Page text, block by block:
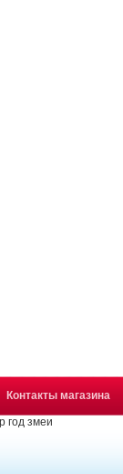
Контакты магазина
год змеи